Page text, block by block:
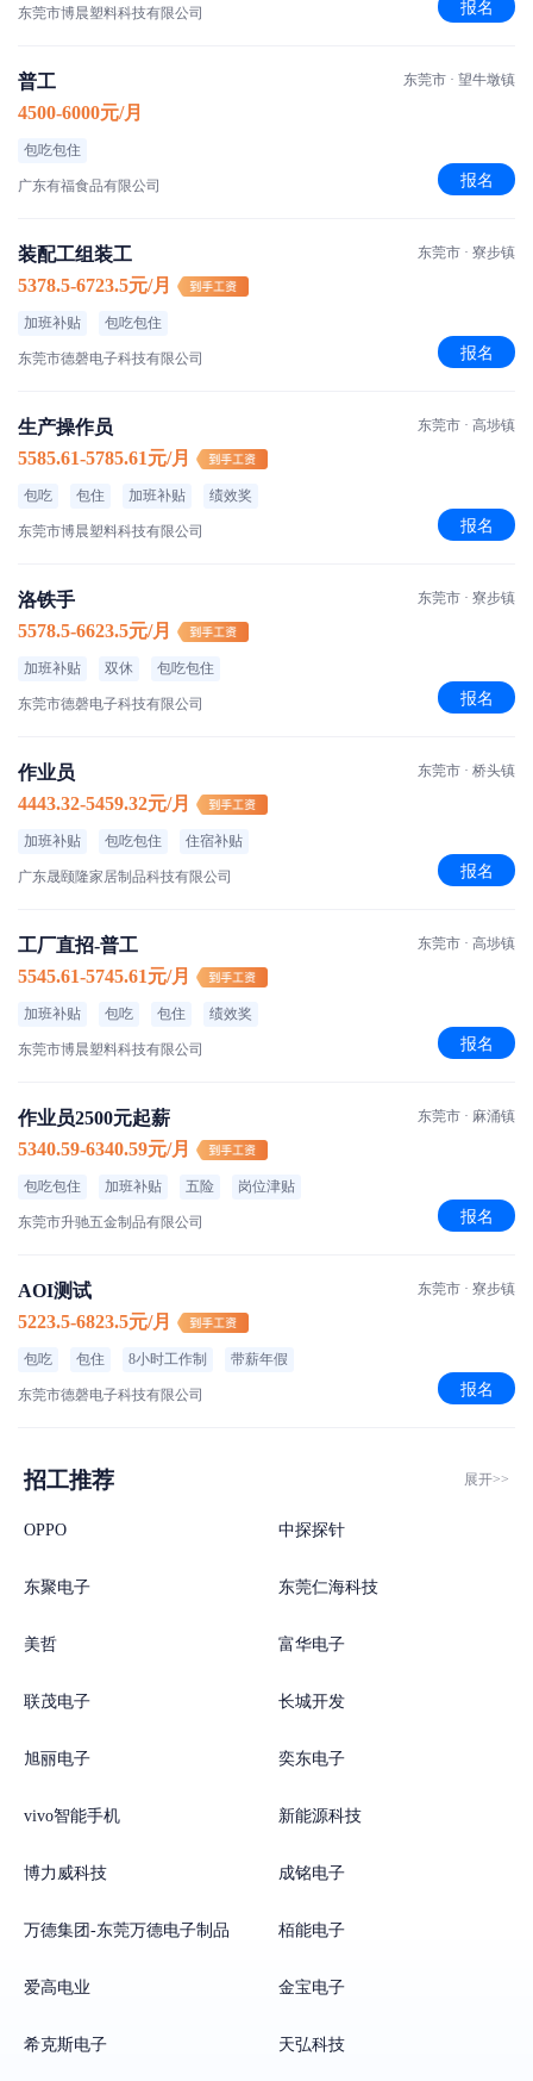
东莞市博晨塑料科技有限公司 报名
普工
4500-6000元/月
包吃包住
广东有福食品有限公司
东莞市 · 望牛墩镇
报名
装配工组装工
5378.5-6723.5元/月
加班补贴 包吃包住
东莞市德磬电子科技有限公司
东莞市 · 寮步镇
报名
生产操作员
5585.61-5785.61元/月
包吃 包住 加班补贴 绩效奖
东莞市博晨塑料科技有限公司
东莞市 · 高埗镇
报名
洛铁手
5578.5-6623.5元/月
加班补贴 双休 包吃包住
东莞市德磬电子科技有限公司
东莞市 · 寮步镇
报名
作业员
4443.32-5459.32元/月
加班补贴 包吃包住 住宿补贴
广东晟颐隆家居制品科技有限公司
东莞市 · 桥头镇
报名
工厂直招-普工
5545.61-5745.61元/月
加班补贴 包吃 包住 绩效奖
东莞市博晨塑料科技有限公司
东莞市 · 高埗镇
报名
作业员2500元起薪
5340.59-6340.59元/月
包吃包住 加班补贴 五险 岗位津贴
东莞市升驰五金制品有限公司
东莞市 · 麻涌镇
报名
AOI测试
5223.5-6823.5元/月
包吃 包住 8小时工作制 带薪年假
东莞市德磬电子科技有限公司
东莞市 · 寮步镇
报名
招工推荐 展开>>
OPPO 中探探针
东聚电子 东莞仁海科技
美哲 富华电子
联茂电子 长城开发
旭丽电子 奕东电子
vivo智能手机 新能源科技
博力威科技 成铭电子
万德集团-东莞万德电子制品 栢能电子
爱高电业 金宝电子
希克斯电子 天弘科技